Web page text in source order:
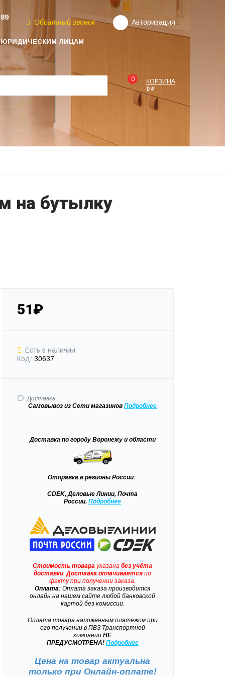
ЮРИДИЧЕСКИМ ЛИЦАМ
Обратный звонок Авторизация
0
КОРЗИНА
0 ₽
на бутылку
51₽
Есть в наличии
Код: 30637
Доставка:
Самовывозиз Сети магазиновПодробнее
Доставкапо городу Воронежу и области
Отправка в регионы России:
CDEK, Деловые Линии, Почта
России.Подробнее
Стоимость товара указанабез учёта
доставки .Доставка оплачивается по
факту при получении заказа.
Оплата: Оплата заказа производится
онлайн на нашем сайте любой банковской
картой без комиссии.
Оплата товара наложенным платежом при
его получении в ПВЗ Транспортной
компании НЕ
ПРЕДУСМОТРЕНА! Подробнее
Цена на товар актуальна
только при Онлайн-оплате!